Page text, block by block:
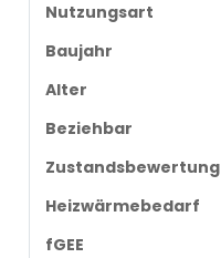
Nutzungsart
Baujahr
Alter
Beziehbar
Zustandsbewertung
Heizwärmebedarf
fGEE